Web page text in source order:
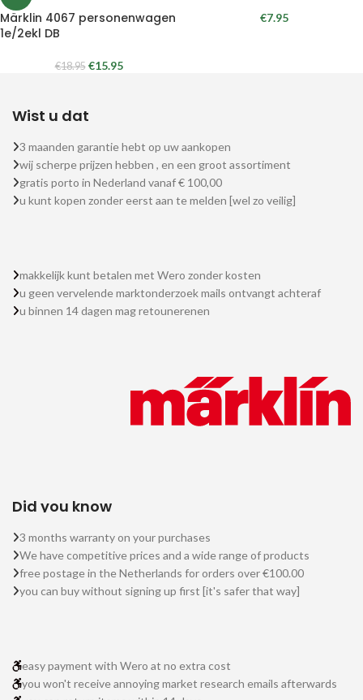
Märklin 4067 personenwagen
1e/2ekl DB
€18.95 €15.95
€7.95
Wist u dat
3 maanden garantie hebt op uw aankopen
wij scherpe prijzen hebben , en een groot assortiment
gratis porto in Nederland vanaf € 100,00
u kunt kopen zonder eerst aan te melden [wel zo veilig]
makkelijk kunt betalen met Wero zonder kosten
u geen vervelende marktonderzoek mails ontvangt achteraf
u binnen 14 dagen mag retounerenen
Did you know
3 months warranty on your purchases
We have competitive prices and a wide range of products
free postage in the Netherlands for orders over €100.00
you can buy without signing up first [it's safer that way]
easy payment with Wero at no extra cost
you won't receive annoying market research emails afterwards